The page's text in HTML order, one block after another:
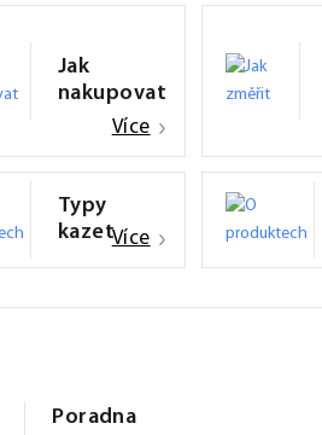
Jak
nakupovat
Více
Typy
kazetVíce
Poradna